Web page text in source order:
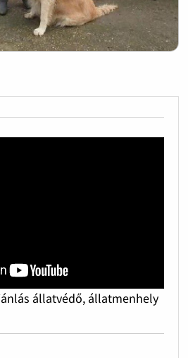
állatvédő, állatmenhely